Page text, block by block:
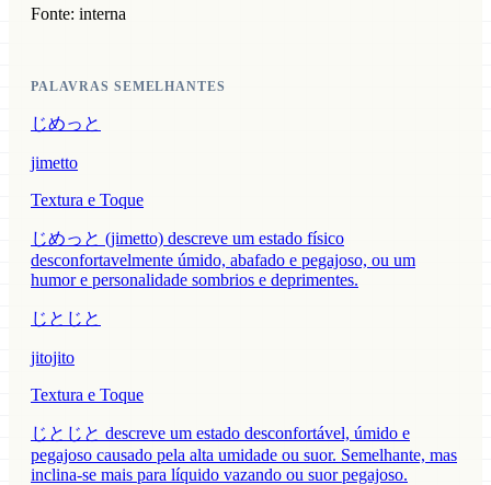
Fonte: interna
PALAVRAS SEMELHANTES
じめっと
jimetto
Textura e Toque
じめっと (jimetto) descreve um estado físico
desconfortavelmente úmido, abafado e pegajoso, ou um
humor e personalidade sombrios e deprimentes.
じとじと
jitojito
Textura e Toque
じとじと descreve um estado desconfortável, úmido e
pegajoso causado pela alta umidade ou suor. Semelhante, mas
inclina-se mais para líquido vazando ou suor pegajoso.